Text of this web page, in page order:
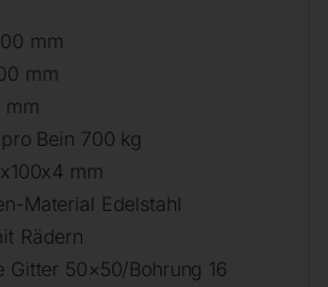
mm
mm
mm
Bein 700 kg
mm
Material Edelstahl
Rädern
Gitter 50×50/Bohrung 16